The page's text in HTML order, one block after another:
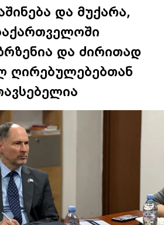
და მუქარა,
და ძირითად
ღირებულებებთან